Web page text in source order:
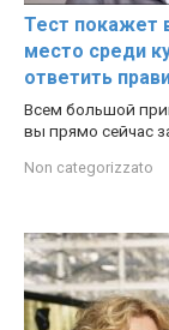
Тест покажет
место среди
ответить
Всем большой
вы прямо сейчас
Non categorizzato